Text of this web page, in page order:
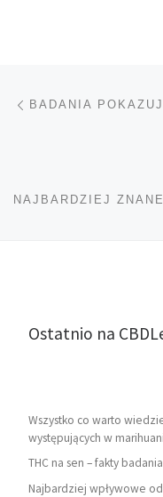
Nawigacja
Ostatnio na
Wszystko co warto
występujących w
THC na sen – fakty
Najbardziej wpływowe